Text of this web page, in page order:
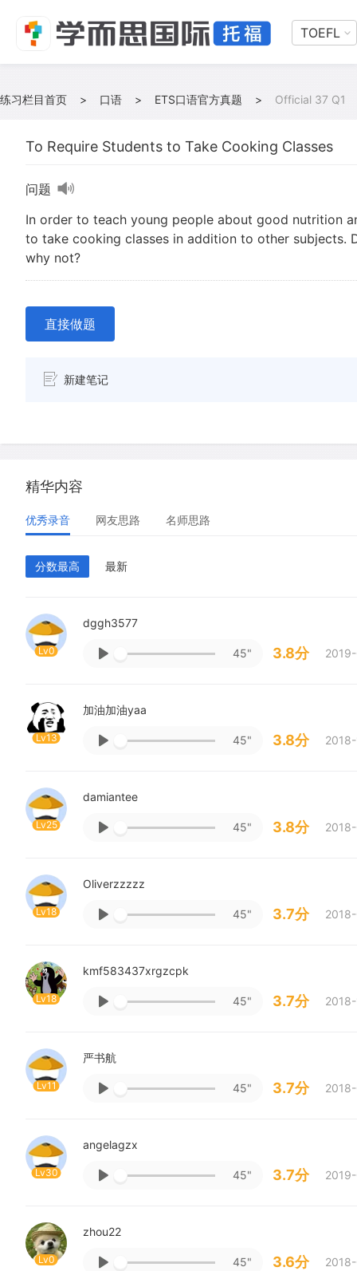
TOEFL
练习栏目首页 > 口语 > ETS口语官方真题 > Official 37 Q1
To Require Students to Take Cooking Classes
问题
In order to teach young people about good nutrition
to take cooking classes in addition to other subjects.
why not?
直接做题
新建笔记
精华内容
优秀录音 网友思路 名师思路
分数最高 最新
Lv0
dggh3577
45" 3.8分
Lv13
加油加油yaa
45" 3.8分
Lv25
damiantee
45" 3.8分
Lv18
Oliverzzzzz
45" 3.7分
Lv18
kmf583437xrgzcpk
45" 3.7分
Lv11
严书航
45" 3.7分
Lv30
angelagzx
45" 3.7分
Lv0
zhou22
45" 3.6分